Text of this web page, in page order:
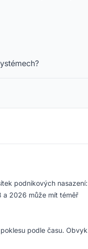
podnikových nasazení:
a 2026 může mít téměř
podle času.